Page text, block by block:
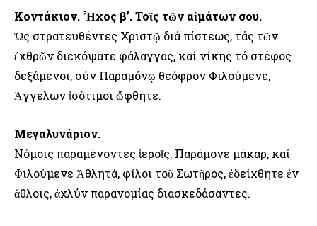
Κοντάκιον. Ἦχος β’. Τοῖς τῶν αἱμάτων σου.
Ὡς στρατευθέντες Χριστῷ διά πίστεως, τάς τῶν
ἐχθρῶν διεκόψατε φάλαγγας, καί νίκης τό στέφος
δεξάμενοι, σύν Παραμόνῳ θεόφρον Φιλούμενε,
Ἀγγέλων ἰσότιμοι ὤφθητε.
Μεγαλυνάριον.
Νόμοις παραμένοντες ἱεροῖς, Παράμονε μάκαρ, καί
Φιλούμενε Ἀθλητά, φίλοι τοῦ Σωτῆρος, ἐδείχθητε ἐν
ἄθλοις, ἀχλύν παρανομίας διασκεδάσαντες.